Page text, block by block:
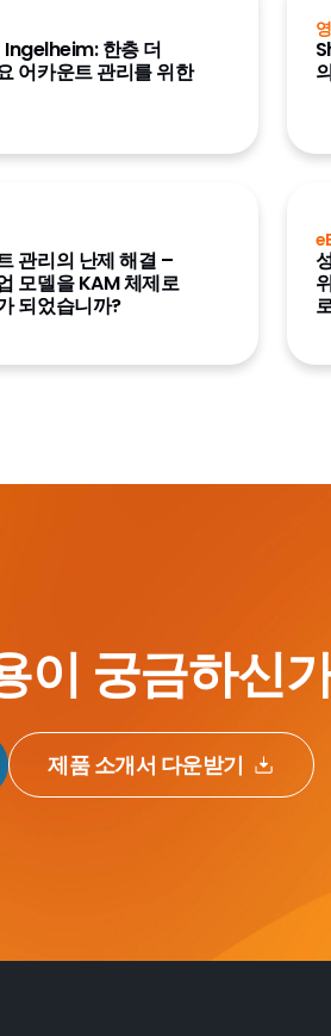
한층 더
어카운트 관리를 위한
관리의 난제 해결 –
모델을 KAM 체제로
되었습니까?
이 궁금하신
제품 소개서 다운받기